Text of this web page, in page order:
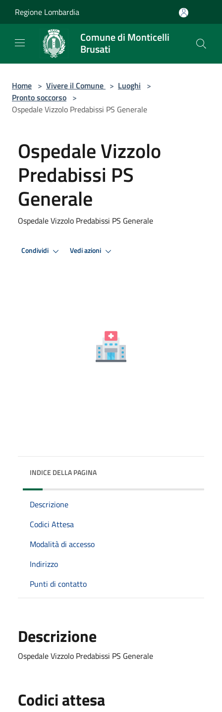
Regione Lombardia
Comune di Monticelli
Brusati
Home > Vivere il Comune > Luoghi >
Pronto soccorso >
Ospedale Vizzolo Predabissi PS Generale
Ospedale Vizzolo
Predabissi PS
Generale
Ospedale Vizzolo Predabissi PS Generale
Condividi Vedi azioni
INDICE DELLA PAGINA
Descrizione
Codici Attesa
Modalità di accesso
Indirizzo
Punti di contatto
Descrizione
Ospedale Vizzolo Predabissi PS Generale
Codici attesa